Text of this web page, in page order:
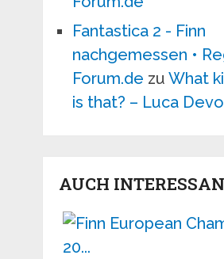
Fantastica 2 - Finn
nachgemessen •
Forum.de zu What
is that? – Luca
AUCH